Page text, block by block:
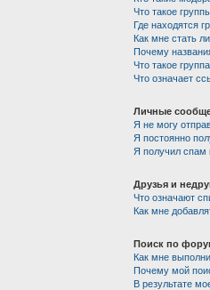
Что такое
Где находятся
Как мне стать
Почему
Что такое
Что означает
Личные
Я не могу
Я постоянно
Я получил спам
Друзья и
Что означают
Как мне
Поиск по
Как мне
Почему мой
В результате